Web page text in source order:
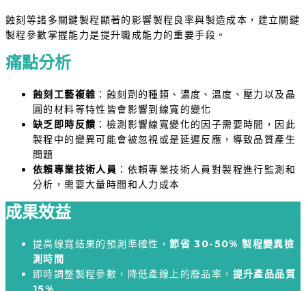
蝕刻等諸多關鍵製程顯著的影響製程良率與製造成本，建立關鍵
製程參數掌握能力是提升職成能力的重要手段。
痛點分析
蝕刻工藝複雜 ：蝕刻劑的種類、濃度、溫度、壓力以及晶
圓的材料等特性皆會影響到線寬的變化
缺乏即時反饋 ：檢測影響線寬變化的因子需要時間，因此
製程中的變異可能會被忽視或是延遲反應，導致品質產生
問題
依賴專業技術人員 ：依賴專業技術人員對製程進行監測和
分析，需要大量時間和人力成本
成果效益
提高線寬結果的預測準確性，節省 30-50% 製程變異檢
測時間
即時調整製程參數，降低產線上的廢品率， 提升產品品質